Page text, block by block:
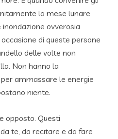
la mese lunare
ovverosia
di queste persone
delle volte non
Non hanno la
ammassare le energie
niente.
opposto. Questi
te, da recitare e da fare